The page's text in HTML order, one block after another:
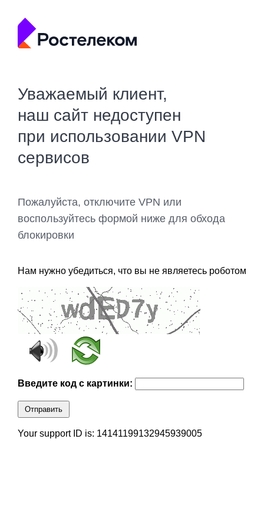
Уважаемый клиент,
наш сайт недоступен
при использовании VPN
сервисов
Пожалуйста, отключите VPN или
воспользуйтесь формой ниже для обхода
блокировки
Нам нужно убедиться, что вы не являетесь роботом
Введите код с картинки:
Отправить
Your support ID is: 14141199132945939005